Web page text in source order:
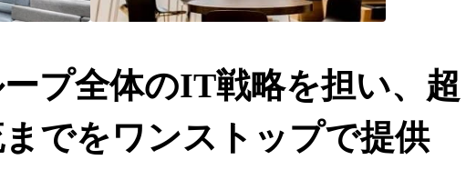
プ全体のIT戦略を担い、超
でをワンストップで提供